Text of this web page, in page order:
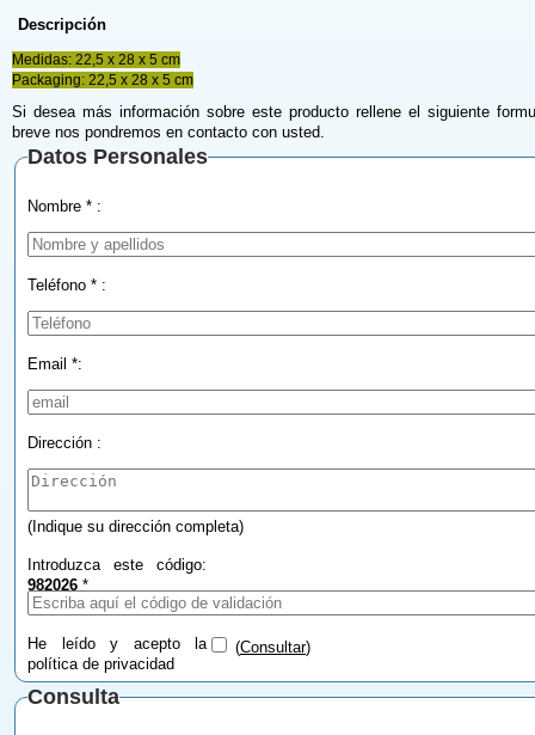
Descripción
Medidas: 22,5 x 28 x 5 cm
Packaging: 22,5 x 28 x 5 cm
Si desea más información sobre este producto rellene el siguiente
breve nos pondremos en contacto con usted.
Datos Personales
Nombre * :
Teléfono * :
Email *:
Dirección :
(Indique su dirección completa)
Introduzca este código:
982026 *
He leído y acepto la
política de privacidad
(Consultar)
Consulta